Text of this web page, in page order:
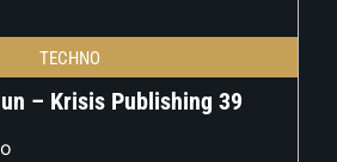
TECHNO
– Krisis Publishing 39